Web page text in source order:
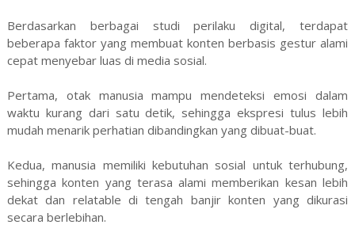
Berdasarkan berbagai studi perilaku digital, terdapat
beberapa faktor yang membuat konten berbasis gestur alami
cepat menyebar luas di media sosial.
Pertama, otak manusia mampu mendeteksi emosi dalam
waktu kurang dari satu detik, sehingga ekspresi tulus lebih
mudah menarik perhatian dibandingkan yang dibuat-buat.
Kedua, manusia memiliki kebutuhan sosial untuk terhubung,
sehingga konten yang terasa alami memberikan kesan lebih
dekat dan relatable di tengah banjir konten yang dikurasi
secara berlebihan.